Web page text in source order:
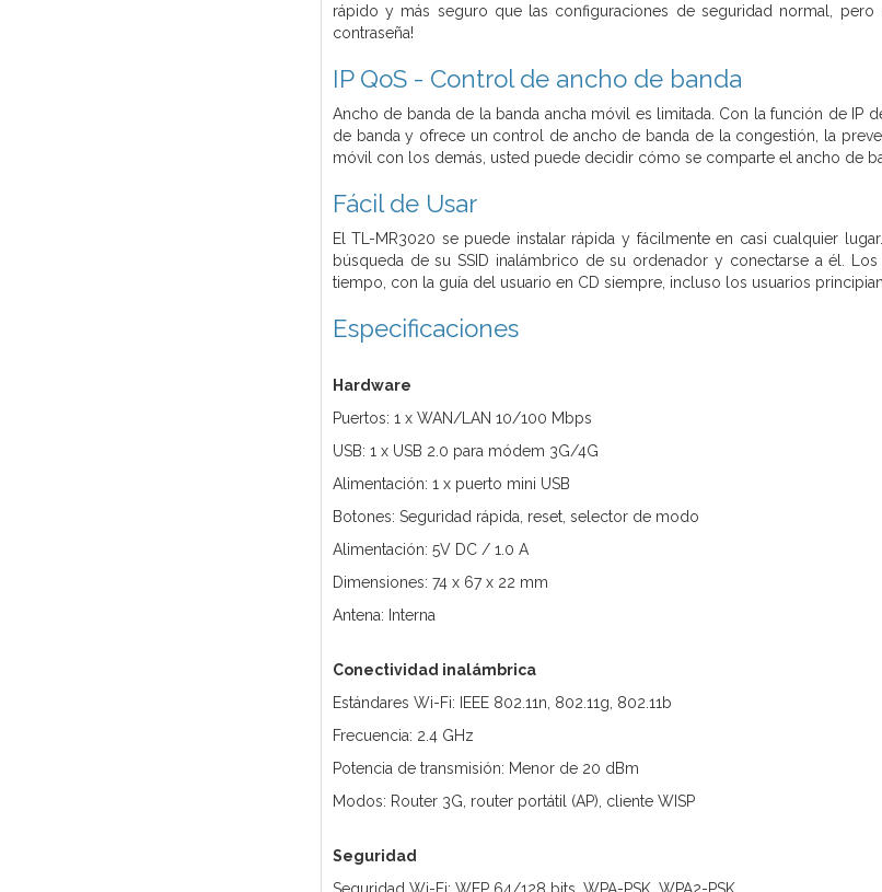
rápido y más seguro que las configuraciones de seguridad normal,
contraseña!
IP QoS - Control de ancho de banda
Ancho de banda de la banda ancha móvil es limitada. Con la función de IP
de banda y ofrece un control de ancho de banda de la congestión, la
móvil con los demás, usted puede decidir cómo se comparte el ancho de
Fácil de Usar
El TL-MR3020 se puede instalar rápida y fácilmente en casi cualquier
búsqueda de su SSID inalámbrico de su ordenador y conectarse a él.
tiempo, con la guía del usuario en CD siempre, incluso los usuarios
Especificaciones
Hardware
Puertos: 1 x WAN/LAN 10/100 Mbps
USB: 1 x USB 2.0 para módem 3G/4G
Alimentación: 1 x puerto mini USB
Botones: Seguridad rápida, reset, selector de modo
Alimentación: 5V DC / 1.0 A
Dimensiones: 74 x 67 x 22 mm
Antena: Interna
Conectividad inalámbrica
Estándares Wi-Fi: IEEE 802.11n, 802.11g, 802.11b
Frecuencia: 2.4 GHz
Potencia de transmisión: Menor de 20 dBm
Modos: Router 3G, router portátil (AP), cliente WISP
Seguridad